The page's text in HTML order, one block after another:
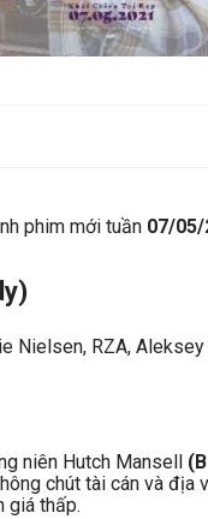
phim mới tuần 07/05/
)
Nielsen, RZA,
niên Hutch Mansell
chút tài cán và địa
giá thấp.